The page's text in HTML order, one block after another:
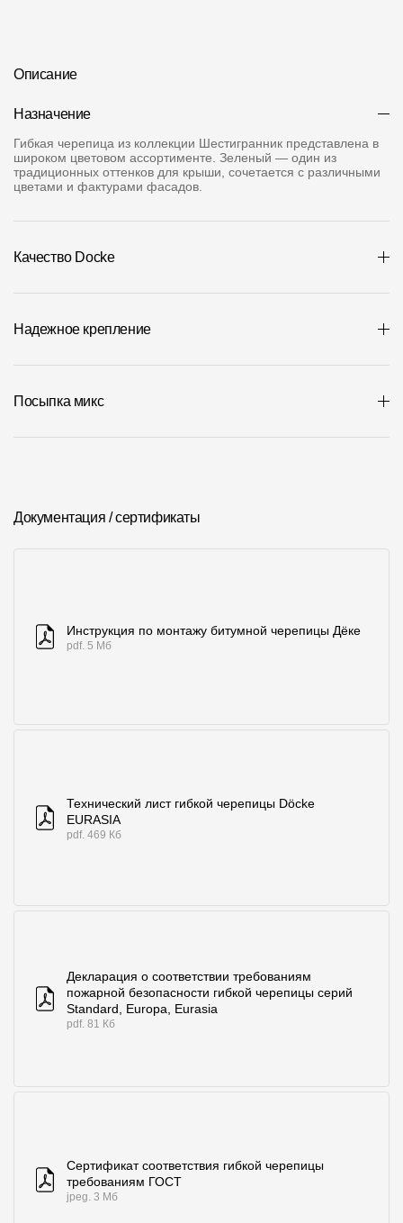
Челябинская область
Контакты
125212, Россия, Москва, Головинское ш., д. 5, стр. 1 (БЦ
Режим работы
Пн-Пт - 10-19
Сб-Вс - выходной
Описание
Назначение
Гибкая черепица из коллекции Шестигранник представлена в
широком цветовом ассортименте. Зеленый — один из
традиционных оттенков для крыши, сочетается с различными
цветами и фактурами фасадов.
Качество Docke
Надежное крепление
Посыпка микс
Документация / сертификаты
Инструкция по монтажу битумной черепицы Дёке
pdf. 5 Мб
Технический лист гибкой черепицы Döcke
EURASIA
pdf. 469 Кб
Декларация о соответствии требованиям
пожарной безопасности гибкой черепицы серий
Standard, Europa, Eurasia
pdf. 81 Кб
Сертификат соответствия гибкой черепицы
требованиям ГОСТ
jpeg. 3 Мб